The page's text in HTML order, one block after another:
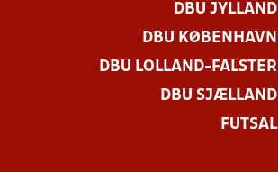
DBU JYLLAND
DBU KØBENHAVN
DBU LOLLAND-FALSTER
DBU SJÆLLAND
FUTSAL